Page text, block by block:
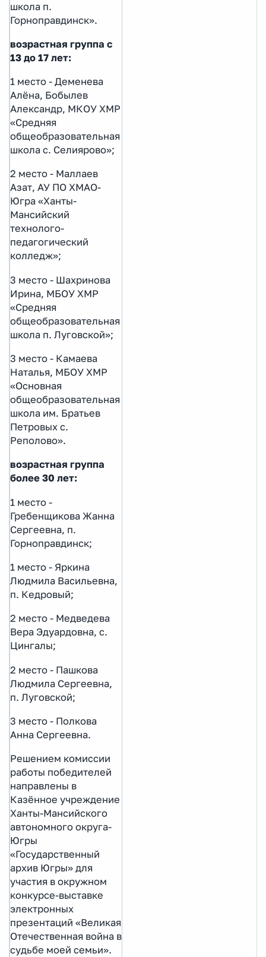
школа п.
Горноправдинск».
возрастная группа с
13 до 17 лет:
1 место - Деменева
Алёна, Бобылев
Александр, МКОУ ХМР
«Средняя
общеобразовательная
школа c. Селиярово»;
2 место - Маллаев
Азат, АУ ПО ХМАО-
Югра «Ханты-
Мансийский
технолого-
педагогический
колледж»;
3 место - Шахринова
Ирина, МБОУ ХМР
«Средняя
общеобразовательная
школа п. Луговской»;
3 место - Камаева
Наталья, МБОУ ХМР
«Основная
общеобразовательная
школа им. Братьев
Петровых с.
Реполово».
возрастная группа
более 30 лет:
1 место -
Гребенщикова Жанна
Сергеевна, п.
Горноправдинск;
1 место - Яркина
Людмила Васильевна,
п. Кедровый;
2 место - Медведева
Вера Эдуардовна, с.
Цингалы;
2 место - Пашкова
Людмила Сергеевна,
п. Луговской;
3 место - Полкова
Анна Сергеевна.
Решением комиссии
работы победителей
направлены в
Казённое учреждение
Ханты-Мансийского
автономного округа-
Югры
«Государственный
архив Югры» для
участия в окружном
конкурсе-выставке
электронных
презентаций «Великая
Отечественная война в
судьбе моей семьи».